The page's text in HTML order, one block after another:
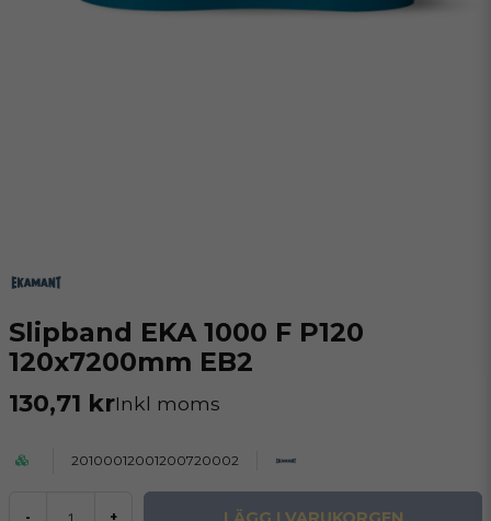
Slipband EKA 1000 F P120
120x7200mm EB2
130,71 krInkl moms
20100012001200720002
- +